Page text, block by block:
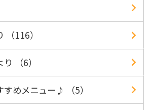
（116）
（6）
すめメニュー♪ （5）